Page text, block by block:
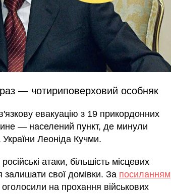
— чотириповерховий особняк
евакуацію з 19 прикордонних
— населений пункт, де минули
Леоніда Кучми.
атаки, більшість місцевих
свої домівки. За посиланням
на прохання військових